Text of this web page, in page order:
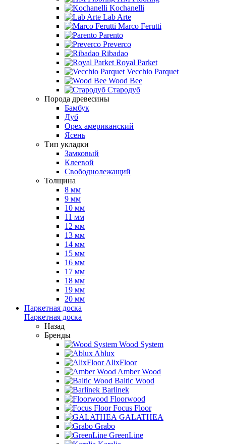
Kochanelli
Lab Arte
Marco Ferutti
Parento
Preverco
Ribadao
Royal Parket
Vecchio Parquet
Wood Bee
Стародуб
Порода древесины
Бамбук
Дуб
Орех американский
Ясень
Тип укладки
Замковый
Клеевой
Свободнолежащий
Толщина
8 мм
9 мм
10 мм
11 мм
12 мм
13 мм
14 мм
15 мм
16 мм
17 мм
18 мм
19 мм
20 мм
Паркетная доска
Паркетная доска
Назад
Бренды
Wood System
Ablux
AlixFloor
Amber Wood
Baltic Wood
Barlinek
Floorwood
Focus Floor
GALATHEA
Grabo
GreenLine